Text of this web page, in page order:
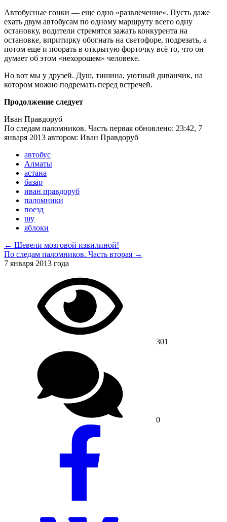
Автобусные гонки — еще одно «развлечение». Пусть даже
ехать двум автобусам по одному маршруту всего одну
остановку, водители стремятся зажать конкурента на
остановке, впритирку обогнать на светофоре, подрезать, а
потом еще и поорать в открытую форточку всё то, что он
думает об этом «нехорошем» человеке.
Но вот мы у друзей. Душ, тишина, уютный диванчик, на
котором можно подремать перед встречей.
Продолжение следует
Иван Правдоруб
По следам паломников. Часть первая обновлено: 23:42, 7
января 2013 автором: Иван Правдоруб
автобус
Алматы
астана
базар
иван правдоруб
паломники
поезд
шу
яблоки
← Шевели мозговой извилиной!
По следам паломников. Часть вторая →
7 января 2013 года
301
0